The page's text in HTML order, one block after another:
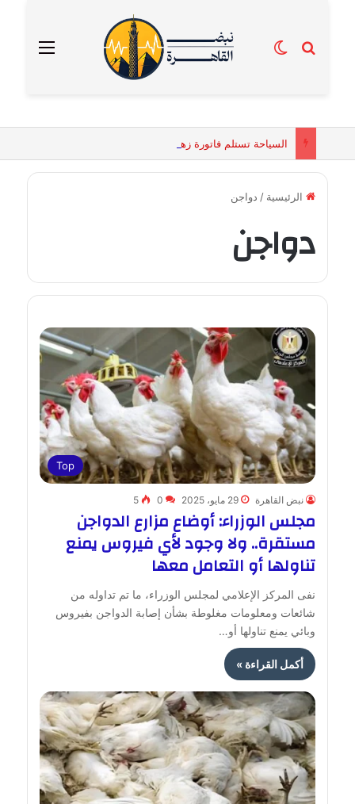
القائمة بحث عنالوضع المظلم
الرئيسية / دواجن
دواجن
Top
نبض القاهرة 29 مايو، 2025 0
5
مجلس الوزراء: أوضاع مزارع الدواجن
مستقرة.. ولا وجود لأي فيروس يمنع
تناولها أو التعامل معها
نفى المركز الإعلامي لمجلس الوزراء، ما تم تداوله من
شائعات ومعلومات مغلوطة بشأن إصابة الدواجن بفيروس
وبائي يمنع تناولها أو…
أكمل القراءة »